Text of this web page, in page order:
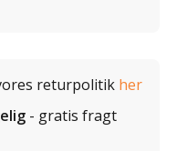
returpolitik her
- gratis fragt